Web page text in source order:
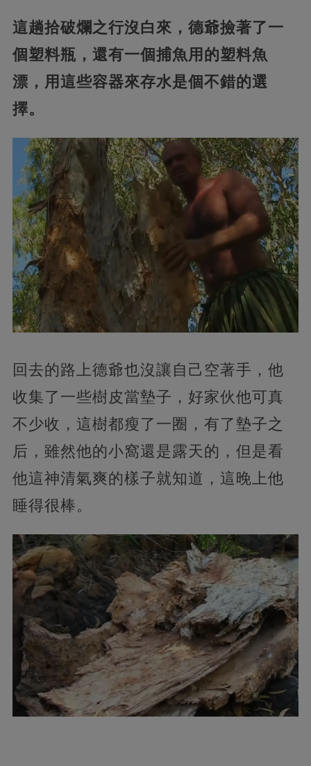
這趟拾破爛之行沒白來，德爺撿著了一
個塑料瓶，還有一個捕魚用的塑料魚
漂，用這些容器來存水是個不錯的選
擇。
回去的路上德爺也沒讓自己空著手，他
收集了一些樹皮當墊子，好家伙他可真
不少收，這樹都瘦了一圈，有了墊子之
后，雖然他的小窩還是露天的，但是看
他這神清氣爽的樣子就知道，這晚上他
睡得很棒。